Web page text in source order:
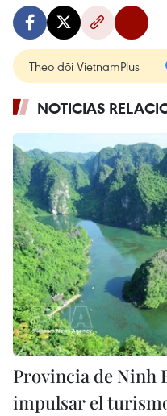
Theo dõi VietnamPlus
NOTICIAS
Provincia de Ninh
impulsar el